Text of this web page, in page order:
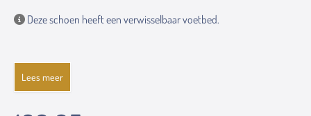
Deze schoen heeft een verwisselbaar voetbed.
Lees meer